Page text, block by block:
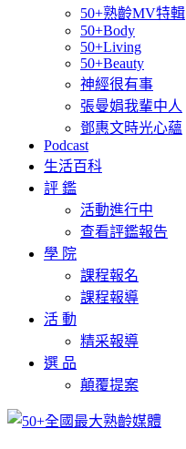
50+熟齡MV特輯
50+Body
50+Living
50+Beauty
神經很有事
張曼娟我輩中人
鄧惠文時光心蘊
Podcast
生活百科
評 鑑
活動進行中
查看評鑑報告
學 院
課程報名
課程報導
活 動
精采報導
選 品
顛覆提案